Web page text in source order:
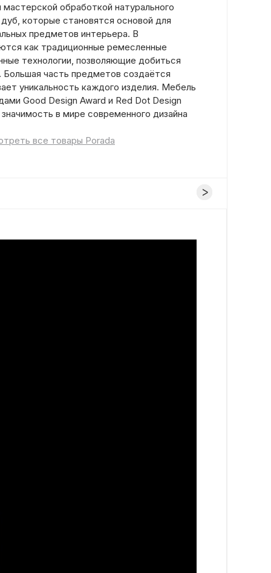
обработкой натурального
которые становятся основой для
предметов интерьера. В
как традиционные ремесленные
технологии, позволяющие добиться
Большая часть предметов создаётся
уникальность каждого изделия. Мебель
Good Design Award и Red Dot Design
в мире современного дизайна
все товары Porada